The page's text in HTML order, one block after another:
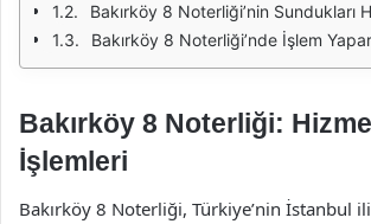
Bakırköy 8 Noterliği’nin Sundukları
Bakırköy 8 Noterliği’nde İşlem Yaparken Dikkat
Bakırköy 8 Noterliği:
İşlemleri
Bakırköy 8 Noterliği, Türkiye’nin İstanbul